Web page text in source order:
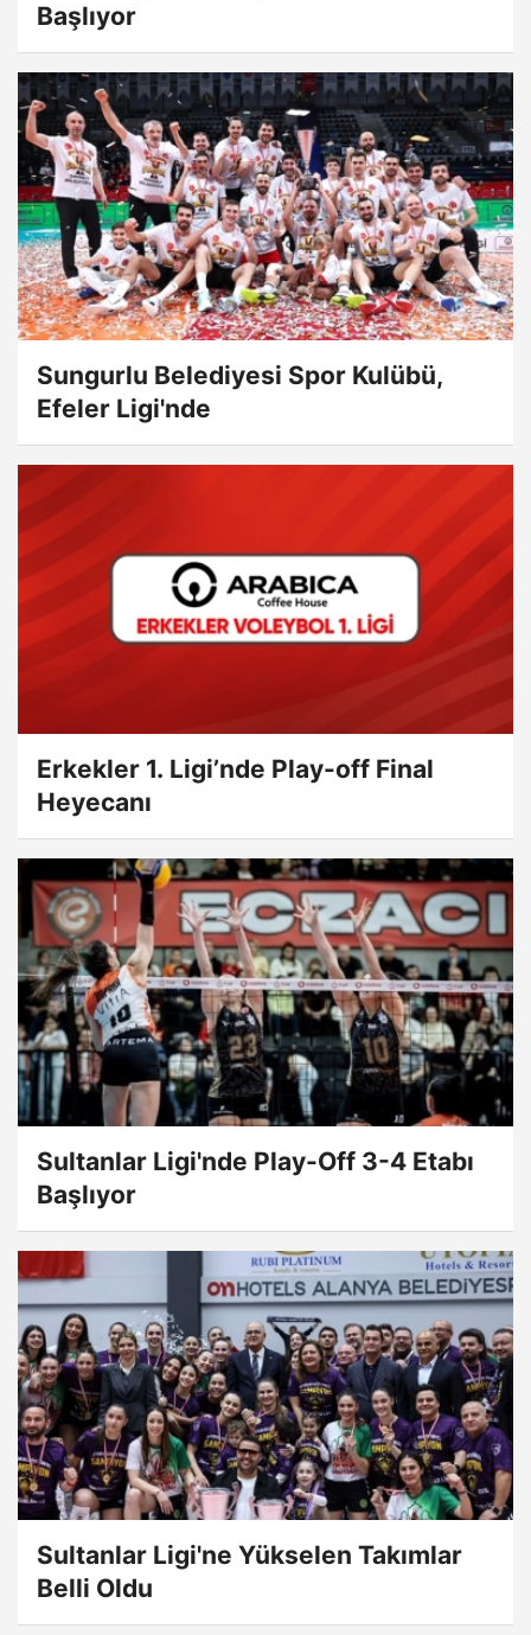
Başlıyor
Sungurlu Belediyesi Spor Kulübü,
Efeler Ligi'nde
Erkekler 1. Ligi’nde Play-off Final
Heyecanı
Sultanlar Ligi'nde Play-Off 3-4 Etabı
Başlıyor
Sultanlar Ligi'ne Yükselen Takımlar
Belli Oldu